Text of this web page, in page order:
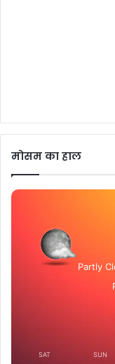
मोसम का हाल
Partly
SAT SUN